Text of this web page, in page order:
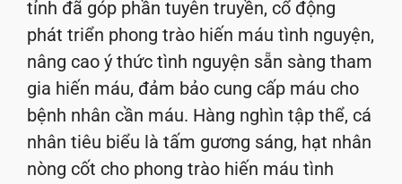
tỉnh đã góp phần tuyên truyền, cổ động
phát triển phong trào hiến máu tình nguyện,
nâng cao ý thức tình nguyện sẵn sàng tham
gia hiến máu, đảm bảo cung cấp máu cho
bệnh nhân cần máu. Hàng nghìn tập thể, cá
nhân tiêu biểu là tấm gương sáng, hạt nhân
nòng cốt cho phong trào hiến máu tình